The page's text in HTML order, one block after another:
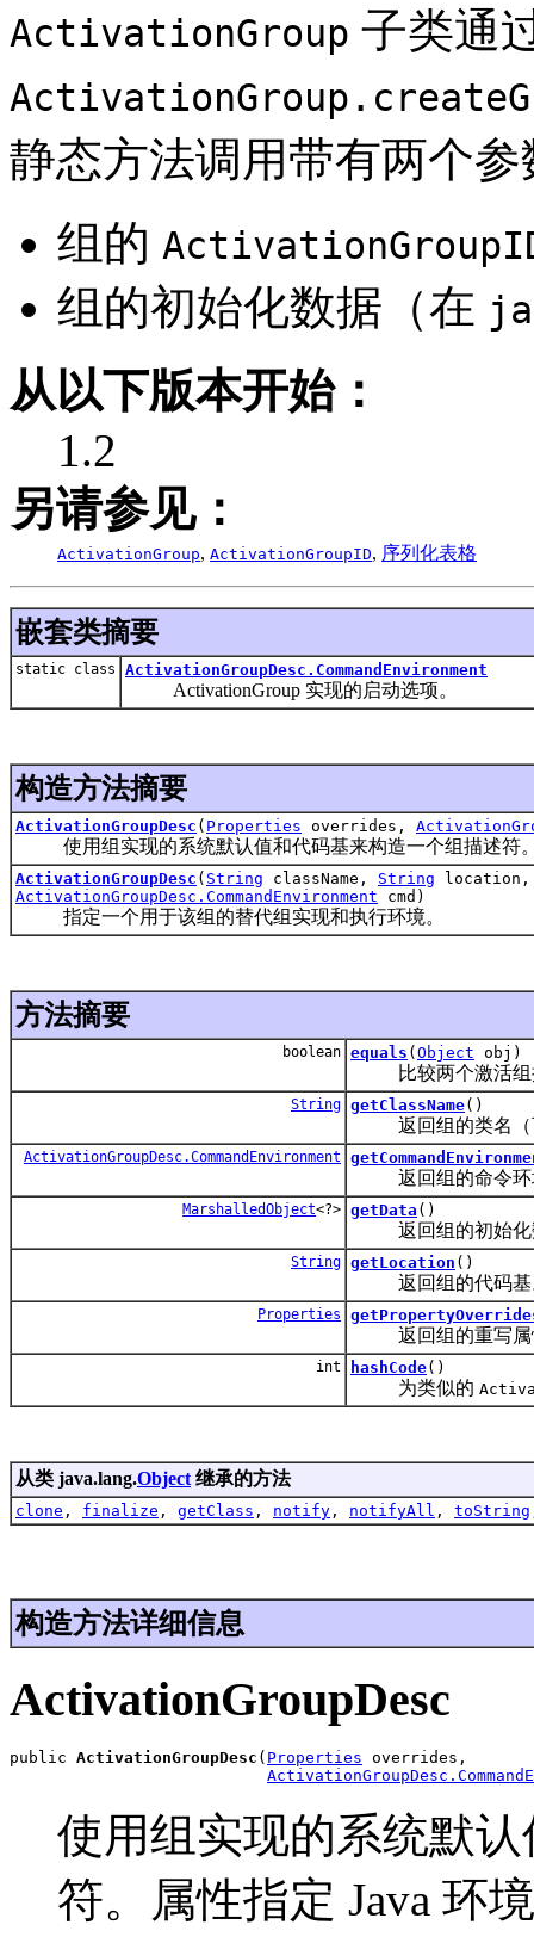
ActivationGroup 子类通
静态方法调用带有两个
组的
组的初始化数据（在
从以下版本开始：
1.2
另请参见：
ActivationGroup, ActivationGroupID, 序列化表格
嵌套类摘要
static class ActivationGroupDesc.CommandEnvironment
ActivationGroup 实现的启动选项。
构造方法摘要
ActivationGroupDesc ( Properties overrides,
使用组实现的系统默认值和代码基来构造一个组描述符
ActivationGroupDesc ( String className, String
ActivationGroupDesc.CommandEnvironment cmd)
指定一个用于该组的替代组实现和执行环境。
方法摘要
boolean equals ( Object obj)
比较两个激活组
String getClassName()
返回组的类名（
ActivationGroupDesc.CommandEnvironment
返回组的命令环
MarshalledObject<?> getData ()
返回组的初始化
String getLocation ()
返回组的代码基
Properties
返回组的重写属
int hashCode()
为类似的
从类 java.lang.Object 继承的方法
clone , finalize , getClass , notify , notifyAll , toString
构造方法详细信息
ActivationGroupDesc
public ActivationGroupDesc ( Properties overrides,
使用组实现的系统默
符。属性指定 Java 环